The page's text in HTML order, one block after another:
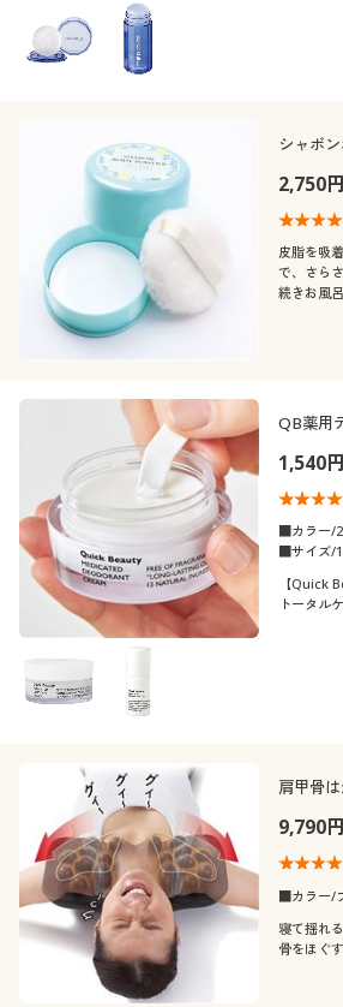
シャボ
2,750円
皮脂を吸
で、さら
続きお風
QB薬用
1,540
■カラー/
■サイズ/
【Quick
トータル
肩甲骨
9,790円
■カラー/
寝て揺れ
骨をほぐ